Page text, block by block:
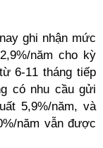
ghi nhận mức
năm cho kỳ
6-11 tháng tiếp
có nhu cầu gửi
5,9%/năm, và
năm vẫn được